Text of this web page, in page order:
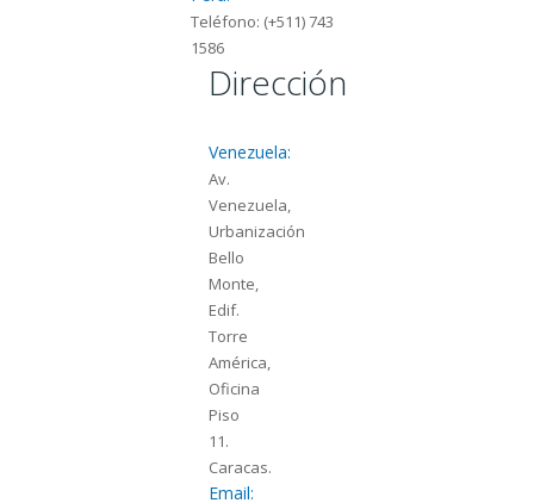
Teléfono: (+511) 743
1586
Dirección
Venezuela:
Av.
Venezuela,
Urbanización
Bello
Monte,
Edif.
Torre
América,
Oficina
Piso
11.
Caracas.
Email: